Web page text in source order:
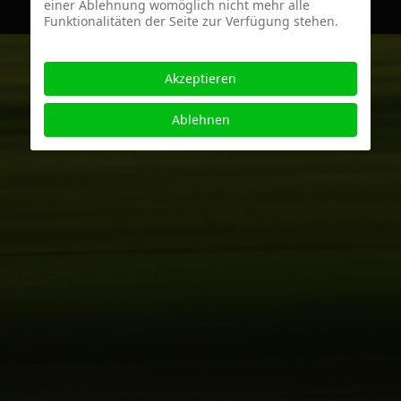
einer Ablehnung womöglich nicht mehr alle
Funktionalitäten der Seite zur Verfügung stehen.
Akzeptieren
Ablehnen